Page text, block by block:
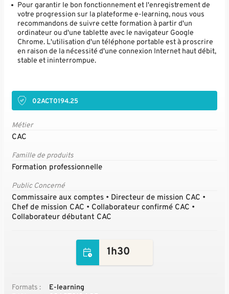
Pour garantir le bon fonctionnement et l'enregistrement de
votre progression sur la plateforme e-learning, nous vous
recommandons de suivre cette formation à partir d'un
ordinateur ou d'une tablette avec le navigateur Google
Chrome. L'utilisation d'un téléphone portable est à proscrire
en raison de la nécessité d'une connexion Internet haut débit,
stable et ininterrompue.
02ACT0194.25
Métier
CAC
Famille de produits
Formation professionnelle
Public Concerné
Commissaire aux comptes • Directeur de mission CAC •
Chef de mission CAC • Collaborateur confirmé CAC •
Collaborateur débutant CAC
1h30
Formats :
E-learning